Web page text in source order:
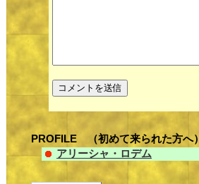
PROFILE （初めて来られた方へ）
アリーシャ・ロデム